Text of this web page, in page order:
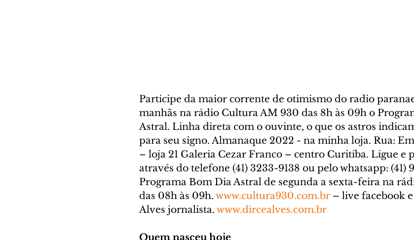
Participe da maior corrente de otimismo do radio
manhãs na rádio Cultura AM 930 das 8h às 09h o
Astral. Linha direta com o ouvinte, o que os astros
para seu signo. Almanaque 2022 - na minha loja. Rua:
– loja 21 Galeria Cezar Franco – centro Curitiba. Ligue e
através do telefone (41) 3233-9138 ou pelo whatsapp: (41)
Programa Bom Dia Astral de segunda a sexta-feira na
das 08h às 09h. www.cultura930.com.br – live facebook
Alves jornalista. www.dircealves.com.br
Quem nasceu hoje